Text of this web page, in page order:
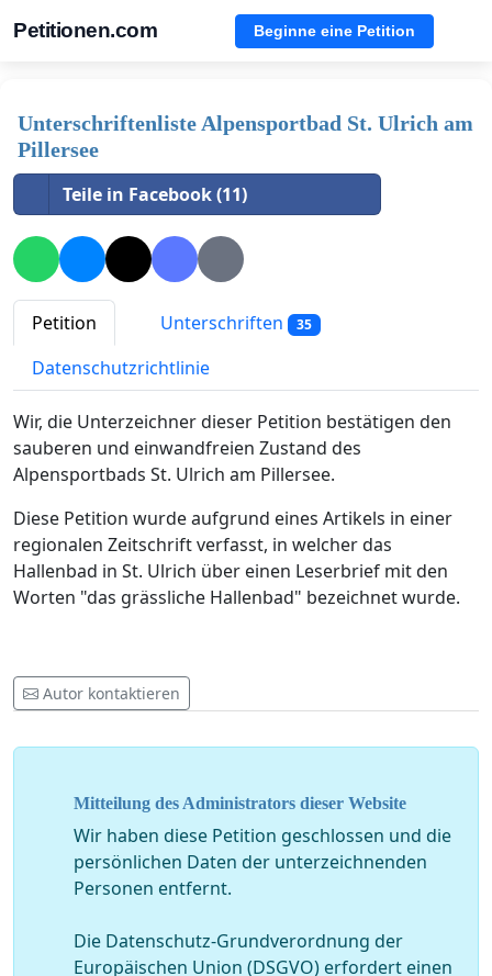
Petitionen.com Beginne eine Petition
Unterschriftenliste Alpensportbad St. Ulrich am
Pillersee
Teile in Facebook (11)
Petition Unterschriften 35
Datenschutzrichtlinie
Wir, die Unterzeichner dieser Petition bestätigen den
sauberen und einwandfreien Zustand des
Alpensportbads St. Ulrich am Pillersee.
Diese Petition wurde aufgrund eines Artikels in einer
regionalen Zeitschrift verfasst, in welcher das
Hallenbad in St. Ulrich über einen Leserbrief mit den
Worten "das grässliche Hallenbad" bezeichnet wurde.
Autor kontaktieren
Mitteilung des Administrators dieser Website
Wir haben diese Petition geschlossen und die
persönlichen Daten der unterzeichnenden
Personen entfernt.
Die Datenschutz-Grundverordnung der
Europäischen Union (DSGVO) erfordert einen